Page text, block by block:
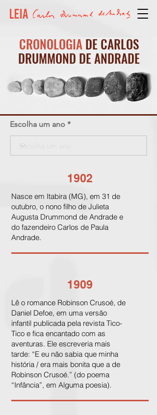
CRONOLOGIADE CARLOS
DRUMMOND DE ANDRADE
Escolha um ano
1902
Nasce em Itabira (MG), em 31 de
outubro, o nono filho de Julieta
Augusta Drummond de Andrade e
do fazendeiro Carlos de Paula
Andrade.
1909
Lê o romance Robinson Crusoé, de
Daniel Defoe, em uma versão
infantil publicada pela revista Tico-
Tico e fica encantado com as
aventuras. Ele escreveria mais
tarde: “E eu não sabia que minha
história / era mais bonita que a de
Robinson Crusoé.” (do poema
“Infância”, em Alguma poesia).